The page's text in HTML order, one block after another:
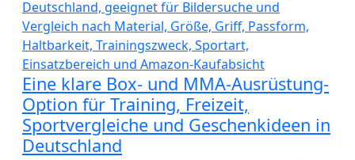
Eine klare Box- und MMA-Ausrüstung-
Option für Training, Freizeit,
Sportvergleiche und Geschenkideen in
Deutschland